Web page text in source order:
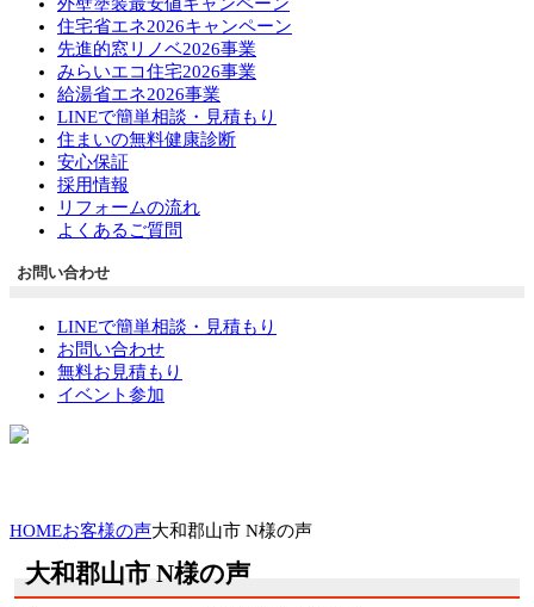
住宅省エネ2026キャンペーン
先進的窓リノベ2026事業
みらいエコ住宅2026事業
給湯省エネ2026事業
LINEで簡単相談・見積もり
住まいの無料健康診断
安心保証
採用情報
リフォームの流れ
よくあるご質問
お問い合わせ
LINEで簡単相談・見積もり
お問い合わせ
無料お見積もり
イベント参加
HOMEお客様の声大和郡山市 N様の声
大和郡山市 N様の声